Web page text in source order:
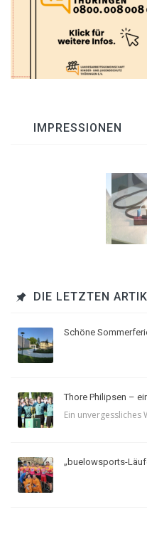
IMPRESSIONEN
DIE LETZTEN
Schöne
Thore Philipsen –
Ein unvergessliches
„buelowsports-